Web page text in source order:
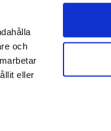
och
eller